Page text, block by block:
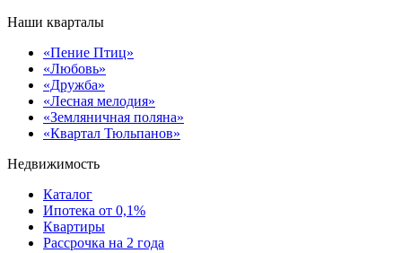
Наши кварталы
«Пение Птиц»
«Любовь»
«Дружба»
«Лесная мелодия»
«Земляничная поляна»
«Квартал Тюльпанов»
Недвижимость
Каталог
Ипотека от 0,1%
Квартиры
Рассрочка на 2 года